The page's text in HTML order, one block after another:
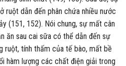
ruột dẫn đến phân chứa nhiều nước
(151, 152). Nói chung, sự mất cân
ăn sau cai sữa có thể dẫn đến sự
ruột, tính thấm của tế bào, mất bề
hàm lượng các chất điện giải trong